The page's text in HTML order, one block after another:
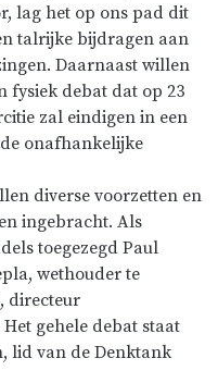
lag het op ons pad dit
talrijke bijdragen aan
Daarnaast willen
fysiek debat dat op 23
zal eindigen in een
onafhankelijke
diverse voorzetten en
ingebracht. Als
toegezegd Paul
wethouder te
directeur
gehele debat staat
lid van de Denktank